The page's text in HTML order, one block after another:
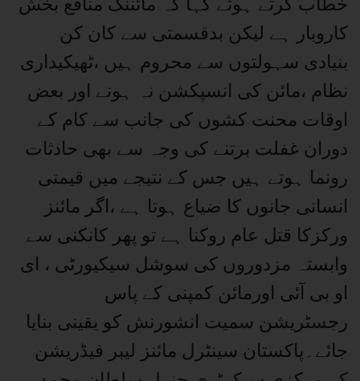
خطاب کرتے ہوئے کہا کہ مائننگ منافع بخش
کاروبار ہے لیکن بدقسمتی سے کان کن
بنیادی سہولتوں سے محروم ہیں ،ٹھیکیداری
نظام ،مائن کی انسپکشن نہ ہونے اور بعض
اوقات محنت کشوں کی جانب سے کام کے
دوران غفلت برتنے کی وجہ سے بھی حادثات
رونما ہوتے ہیں جس کے نتیجے میں قیمتی
انسانی جانوں کا ضیاع ہوتا ہے ،اگر مائنز
ورکزکا قتل عام روکنا ہے تو پھر کانکنی سے
وابستہ مزدوروں کی سوشل سیکیورٹی ، ای
او بی آئی اورمائن کمپنی کے پاس
رجسٹریشن سمیت انشورنش کو یقینی بنایا
جائے۔پاکستان سینٹرل مائنز لیبر فیڈریشن